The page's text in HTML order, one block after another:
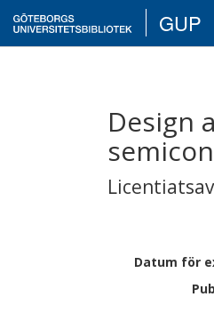
GUP
Design
Datum för